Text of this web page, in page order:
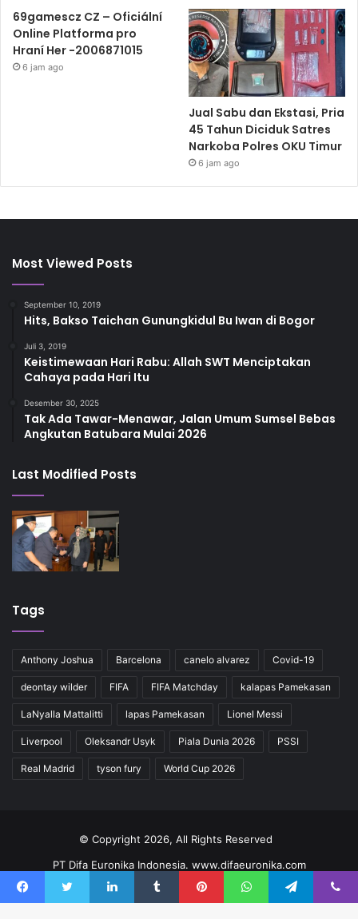
69gamescz CZ – Oficiální
Online Platforma pro
Hraní Her -2006871015
6 jam ago
Jual Sabu dan Ekstasi, Pria
45 Tahun Diciduk Satres
Narkoba Polres OKU Timur
6 jam ago
Most Viewed Posts
September 10, 2019
Hits, Bakso Taichan Gunungkidul Bu Iwan di Bogor
Juli 3, 2019
Keistimewaan Hari Rabu: Allah SWT Menciptakan
Cahaya pada Hari Itu
Desember 30, 2025
Tak Ada Tawar-Menawar, Jalan Umum Sumsel Bebas
Angkutan Batubara Mulai 2026
Last Modified Posts
Tags
Anthony Joshua Barcelona canelo alvarez Covid-19
deontay wilder FIFA FIFA Matchday kalapas Pamekasan
LaNyalla Mattalitti lapas Pamekasan Lionel Messi
Liverpool Oleksandr Usyk Piala Dunia 2026 PSSI
Real Madrid tyson fury World Cup 2026
© Copyright 2026, All Rights Reserved
PT Difa Euronika Indonesia. www.difaeuronika.com
Redaksi
Kode Etik Pedoman
Kontak
FacebookTwitter LinkedIn Tumblr PinterestWhatsAppTelegramViber